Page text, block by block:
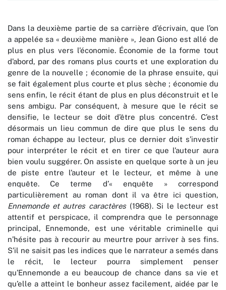
Dans la deuxième partie de sa carrière d’écrivain, que l’on
a appelée sa « deuxième manière », Jean Giono est allé de
plus en plus vers l’économie. Économie de la forme tout
d’abord, par des romans plus courts et une exploration du
genre de la nouvelle ; économie de la phrase ensuite, qui
se fait également plus courte et plus sèche ; économie du
sens enfin, le récit étant de plus en plus déconstruit et le
sens ambigu. Par conséquent, à mesure que le récit se
densifie, le lecteur se doit d’être plus concentré. C’est
désormais un lieu commun de dire que plus le sens du
roman échappe au lecteur, plus ce dernier doit s’investir
pour interpréter le récit et en tirer ce que l’auteur aura
bien voulu suggérer. On assiste en quelque sorte à un jeu
de piste entre l’auteur et le lecteur, et même à une
enquête. Ce terme d’« enquête » correspond
particulièrement au roman dont il va être ici question,
Ennemonde et autres caractères(1968). Si le lecteur est
attentif et perspicace, il comprendra que le personnage
principal, Ennemonde, est une véritable criminelle qui
n’hésite pas à recourir au meurtre pour arriver à ses fins.
S’il ne saisit pas les indices que le narrateur a semés dans
le récit, le lecteur pourra simplement penser
qu’Ennemonde a eu beaucoup de chance dans sa vie et
qu’elle a atteint le bonheur assez facilement, aidée par le